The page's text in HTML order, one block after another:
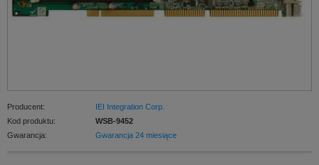
Producent:
IEI Integration Corp.
Kod produktu:
WSB-9452
Gwarancja:
Gwarancja 24 miesiące